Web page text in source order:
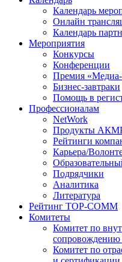
Календарь
Онлайн
Календарь
Мероприятия
Конкурсы
Конференции
Премия
Бизнес-завтраки
Помощь в
Профессионалам
NetWork
Продукты
Рейтинги
Карьера/
Подрядчики
Аналитика
Литература
Рейтинг TOP-COMM
Комитеты
Комитет по
сопровождению
Комитет по